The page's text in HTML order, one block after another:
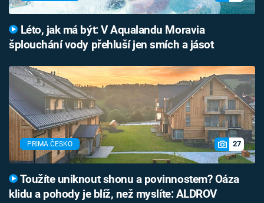
Léto, jak má být: V Aqualandu Moravia
šplouchání vody přehluší jen smích a jásot
PRIMA ČESKO 27
Toužíte uniknout shonu a povinnostem? Oáza
klidu a pohody je blíž, než myslíte: ALDROV